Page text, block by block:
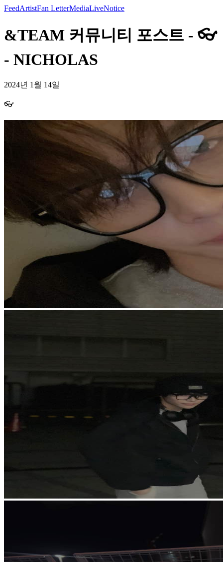
FeedArtistFan LetterMediaLiveNotice
&TEAM 커뮤니티 포스트 - 👓
- NICHOLAS
2024년 1월 14일
👓